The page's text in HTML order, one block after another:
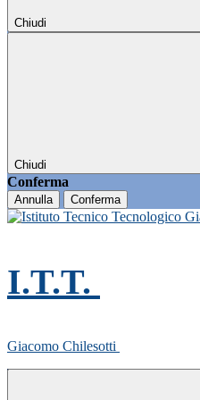
Chiudi
Chiudi
Conferma
Annulla Conferma
I.T.T.
Giacomo Chilesotti